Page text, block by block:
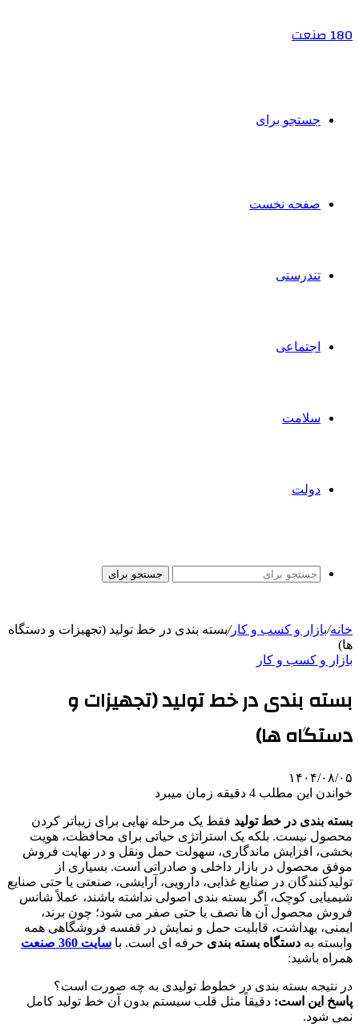
180 صنعت
جستجو برای
صفحه نخست
تندرستی
اجتماعی
سلامت
دولت
جستجو برای
خانه/بازار و کسب و کار/بسته بندی در خط تولید (تجهیزات و دستگاه
ها)
بازار و کسب و کار
بسته بندی در خط تولید (تجهیزات و
دستگاه ها)
۱۴۰۴/۰۸/۰۵
خواندن این مطلب 4 دقیقه زمان میبرد
بسته بندی در خط تولید فقط یک مرحله نهایی برای زیباتر کردن
محصول نیست. بلکه یک استراتژی حیاتی برای محافظت، هویت
بخشی، افزایش ماندگاری، سهولت حمل ونقل و در نهایت فروش
موفق محصول در بازار داخلی و صادراتی است. بسیاری از
تولیدکنندگان در صنایع غذایی، دارویی، آرایشی، صنعتی یا حتی صنایع
شیمیایی کوچک، اگر بسته بندی اصولی نداشته باشند، عملاً شانس
فروش محصول آن ها نصف یا حتی صفر می شود؛ چون برند،
ایمنی، بهداشت، قابلیت حمل و نمایش در قفسه فروشگاهی همه
وابسته به دستگاه بسته بندی حرفه ای است. با سایت 360 صنعت
همراه باشید:
در نتیجه بسته بندی در خطوط تولیدی به چه صورت است؟
پاسخ این است: دقیقاً مثل قلب سیستم بدون آن خط تولید کامل
نمی شود.